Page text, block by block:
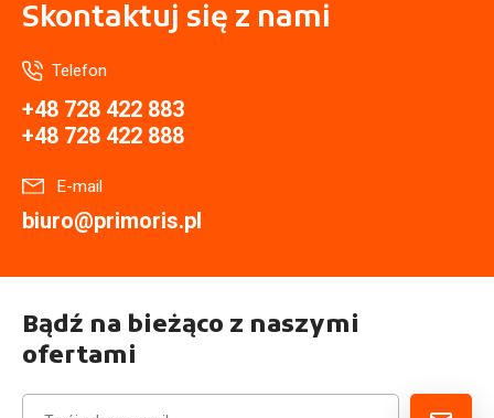
Skontaktuj się z nami
Telefon
+48 728 422 883
+48 728 422 888
E-mail
biuro@primoris.pl
Bądź na bieżąco z naszymi
ofertami